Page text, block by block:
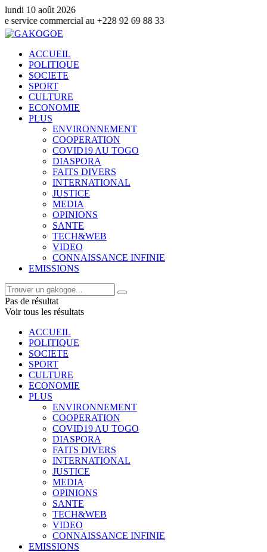
lundi 10 août 2026
commercial au +228 92 69 88 33
ACCUEIL
POLITIQUE
SOCIETE
SPORT
CULTURE
ECONOMIE
PLUS
ENVIRONNEMENT
COOPERATION
COVID19 AU TOGO
DIASPORA
FAITS DIVERS
INTERNATIONAL
JUSTICE
MEDIA
OPINIONS
SANTE
TECH&WEB
VIDEO
CONNAISSANCE INFINIE
EMISSIONS
Pas de résultat
Voir tous les résultats
ACCUEIL
POLITIQUE
SOCIETE
SPORT
CULTURE
ECONOMIE
PLUS
ENVIRONNEMENT
COOPERATION
COVID19 AU TOGO
DIASPORA
FAITS DIVERS
INTERNATIONAL
JUSTICE
MEDIA
OPINIONS
SANTE
TECH&WEB
VIDEO
CONNAISSANCE INFINIE
EMISSIONS